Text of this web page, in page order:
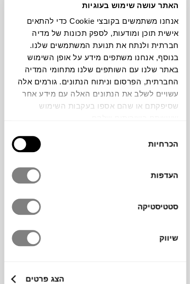
האתר עושה שימוש בעוגיות
אנחנו משתמשים בקובצי Cookie כדי להתאים
אישית תוכן ומודעות, לספק תכונות של מדיה
חברתית ולנתח את תנועת המשתמשים שלנו.
בנוסף, אנחנו משתפים מידע על אופן השימוש
באתר שלנו עם השותפים שלנו מתחומי המדיה
החברתית, הפרסום וניתוח הנתונים. גורמים אלה
עשויים לשלב את הנתונים האלה עם מידע אחר
שסיפקתם או שהם אספו בעקבות השימוש
הסכמה
הכרחיות
העדפות
סטטיסטיקה
שיווק
הצג פרטים
להדמיית AI Design
צבעים
שולחן נפתח בעיצוב מינימליסטי, רגלי השולחן
דקות ופינתיות. השולחן עשוי אלומיניום, קל
להזזה ומתאים לסביבת חוץ ללא צורך בתחזוקה.
מידות